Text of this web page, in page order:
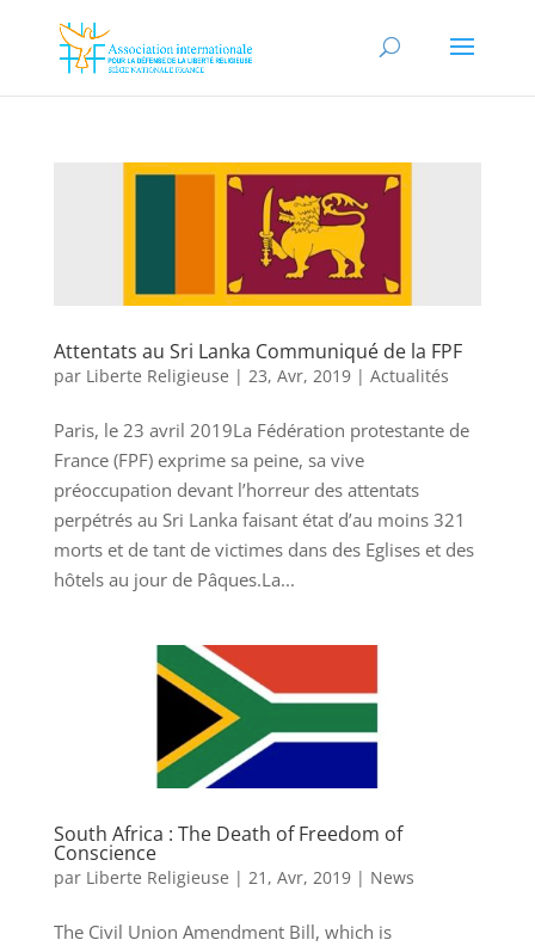
Attentats au Sri Lanka Communiqué de la FPF
par Liberte Religieuse | 23, Avr, 2019| Actualités
Paris, le 23 avril 2019La Fédération protestante de
France (FPF) exprime sa peine, sa vive
préoccupation devant l’horreur des attentats
perpétrés au Sri Lanka faisant état d’au moins 321
morts et de tant de victimes dans des Eglises et des
hôtels au jour de Pâques.La...
South Africa : The Death of Freedom of
Conscience
par Liberte Religieuse | 21, Avr, 2019| News
The Civil Union Amendment Bill, which is